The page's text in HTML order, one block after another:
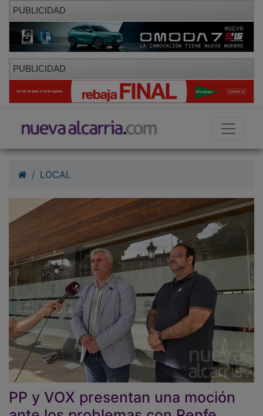
PUBLICIDAD
PUBLICIDAD
PP y VOX presentan una moción
ante los problemas con Renfe